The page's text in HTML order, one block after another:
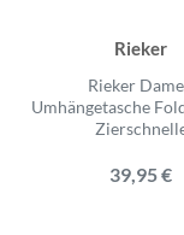
Rieker
Rieker
Umhängetasche
39,95 €